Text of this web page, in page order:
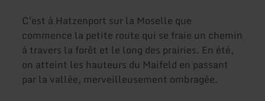
C'est à Hatzenport sur la Moselle que
commence la petite route qui se fraie un chemin
à travers la forêt et le long des prairies. En été,
on atteint les hauteurs du Maifeld en passant
par la vallée, merveilleusement ombragée.